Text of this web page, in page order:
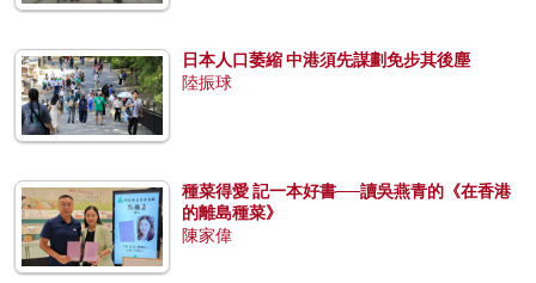
日本人口萎縮 中港須先謀劃免步其後塵
陸振球
種菜得愛 記一本好書──讀吳燕青的《在香港
的離島種菜》
陳家偉